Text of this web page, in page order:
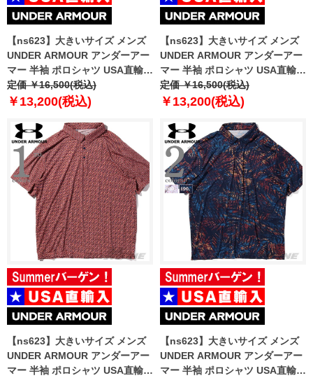
【ns623】大きいサイズ メンズ
UNDER ARMOUR アンダーアー
マー 半袖 ポロシャツ USA直輸入
um0965
定価 ￥16,500(税込)
￥13,200(税込)
【ns623】大きいサイズ メンズ
UNDER ARMOUR アンダーアー
マー 半袖 ポロシャツ USA直輸入
um0967
定価 ￥16,500(税込)
￥13,200(税込)
【ns623】大きいサイズ メンズ
UNDER ARMOUR アンダーアー
マー 半袖 ポロシャツ USA直輸入
【ns623】大きいサイズ メンズ
UNDER ARMOUR アンダーアー
マー 半袖 ポロシャツ USA直輸入